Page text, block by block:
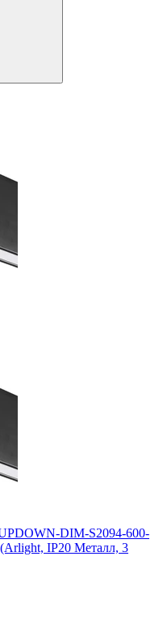
DIM-S2094-600-
IP20 Металл, 3